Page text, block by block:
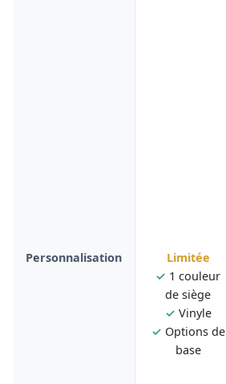
Personnalisation
Limitée
✓ 1 couleur
de siège
✓ Vinyle
✓ Options de
base